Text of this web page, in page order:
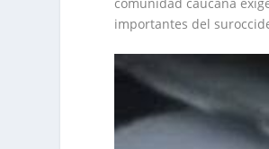
importantes del